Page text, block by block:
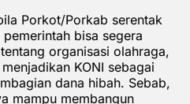
Porkot/Porkab serentak
bisa segera
organisasi olahraga,
KONI sebagai
dana hibah. Sebab,
mampu membangun